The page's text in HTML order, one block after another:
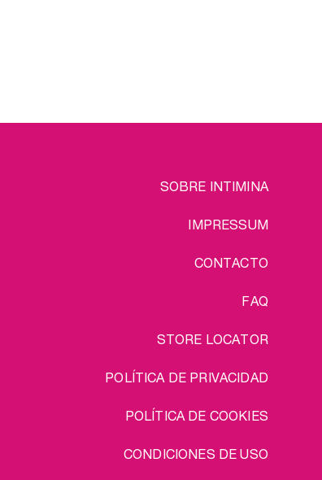
SOBRE INTIMINA
IMPRESSUM
CONTACTO
FAQ
STORE LOCATOR
POLÍTICA DE PRIVACIDAD
POLÍTICA DE COOKIES
CONDICIONES DE USO